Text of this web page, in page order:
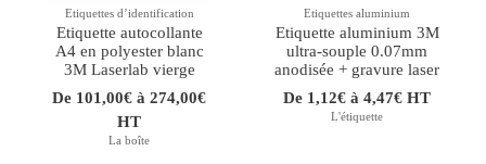
Etiquettes dʼidentification
Etiquette autocollante
A4 en polyester blanc
3M Laserlab vierge
De 101,00€ à 274,00€
HT
La boîte
Etiquettes aluminium
Etiquette aluminium 3M
ultra-souple 0.07mm
anodisée + gravure laser
De 1,12€ à 4,47€ HT
L'étiquette